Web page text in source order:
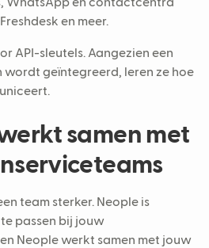
WhatsApp en contactcentra
en meer.
API-sleutels. Aangezien een
wordt geïntegreerd, leren ze hoe
samen met
team sterker. Neople is
passen bij jouw
Neople werkt samen met jouw